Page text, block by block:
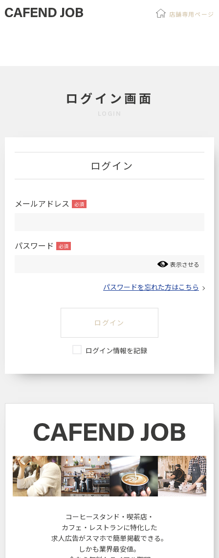
店舗専用ページ
ログイン画面
ログイン
メールアドレス
パスワード
表示させる
パスワードを忘れた方はこちら
ログイン
ログイン情報を記録
コーヒースタンド・喫茶店・
カフェ・レストランに特化した
求人広告がスマホで簡単掲載できる。
しかも業界最安値。